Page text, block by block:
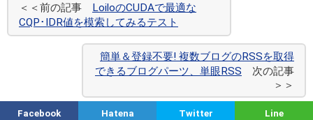
＜＜前の記事 LoiloのCUDAで最適な
CQP･IDR値を模索してみるテスト
簡単＆登録不要! 複数ブログのRSSを取得
できるブログパーツ、単眼RSS 次の記事
＞＞
Facebook Hatena Twitter Line